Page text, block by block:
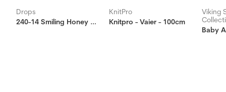
Drops
240-14 Smiling Honey Top
KnitPro
Knitpro - Vaier - 100cm
Viking
Baby